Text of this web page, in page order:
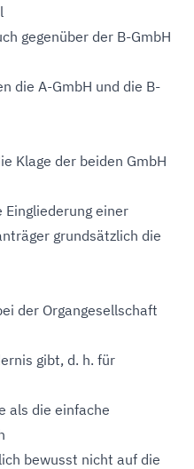
gegenüber der B-GmbH
die A-GmbH und die B-
Klage der beiden GmbH
einer
grundsätzlich die
der Organgesellschaft
gibt, d. h. für
als die einfache
bewusst nicht auf die